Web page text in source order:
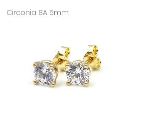
Circonia 8A 5mm